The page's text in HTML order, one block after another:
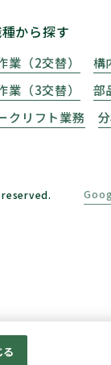
から探す
業（2交替）
構
業（3交替）
部
クリフト業務
る